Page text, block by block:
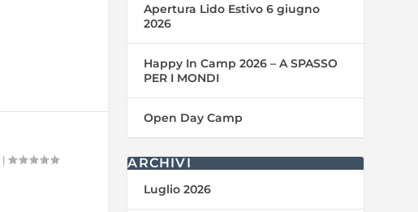
|
Apertura Lido Estivo 6 giugno
2026
Happy In Camp 2026 – A SPASSO
PER I MONDI
Open Day Camp
ARCHIVI
Luglio 2026